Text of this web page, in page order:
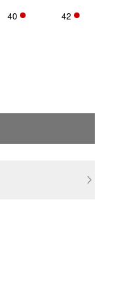
JE MOMENTÁLNĚ
40ZBÝVÁ POUZE 2
42ZBÝVÁ
VYPRODÁNA